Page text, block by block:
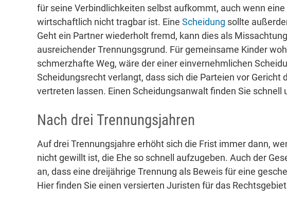
für seine Verbindlichkeiten selbst aufkommt, auch wenn
wirtschaftlich nicht tragbar ist. Eine Scheidung sollte
Geht ein Partner wiederholt fremd, kann dies als
ausreichender Trennungsgrund. Für gemeinsame Kinder
schmerzhafte Weg, wäre der einer einvernehmlichen
Scheidungsrecht verlangt, dass sich die Parteien vor Gericht
vertreten lassen. Einen Scheidungsanwalt finden Sie schnell
Nach drei Trennungsjahren
Auf drei Trennungsjahre erhöht sich die Frist immer dann,
nicht gewillt ist, die Ehe so schnell aufzugeben. Auch der
an, dass eine dreijährige Trennung als Beweis für eine
Hier finden Sie einen versierten Juristen für das